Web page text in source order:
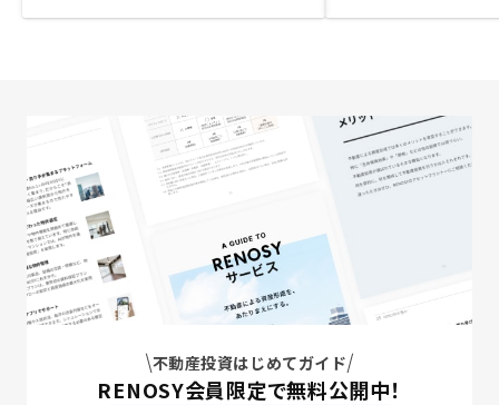
不動産投資はじめてガイド
RENOSY会員限定で無料公開中！